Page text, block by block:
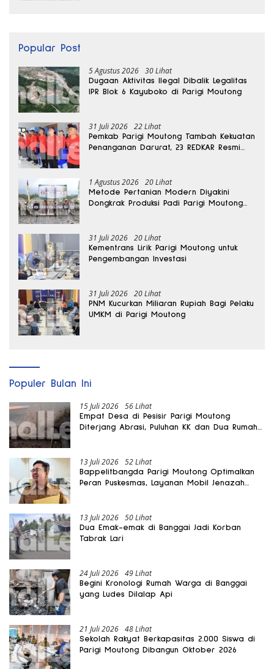
Popular Post
5 Agustus 2026 30 Lihat
Dugaan Aktivitas Ilegal Dibalik Legalitas
IPR Blok 6 Kayuboko di Parigi Moutong
31 Juli 2026 22 Lihat
Pemkab Parigi Moutong Tambah Kekuatan
Penanganan Darurat, 23 REDKAR Resmi
1 Agustus 2026 20 Lihat
Metode Pertanian Modern Diyakini
Dongkrak Produksi Padi Parigi Moutong
31 Juli 2026 20 Lihat
Kementrans Lirik Parigi Moutong untuk
Pengembangan Investasi
31 Juli 2026 20 Lihat
PNM Kucurkan Miliaran Rupiah Bagi Pelaku
UMKM di Parigi Moutong
Populer Bulan Ini
15 Juli 2026 56 Lihat
Empat Desa di Pesisir Parigi Moutong
Diterjang Abrasi, Puluhan KK dan Dua Rumah
13 Juli 2026 52 Lihat
Bappelitbangda Parigi Moutong Optimalkan
Peran Puskesmas, Layanan Mobil Jenazah
13 Juli 2026 50 Lihat
Dua Emak-emak di Banggai Jadi Korban
Tabrak Lari
24 Juli 2026 49 Lihat
Begini Kronologi Rumah Warga di Banggai
yang Ludes Dilalap Api
21 Juli 2026 48 Lihat
Sekolah Rakyat Berkapasitas 2.000 Siswa di
Parigi Moutong Dibangun Oktober 2026